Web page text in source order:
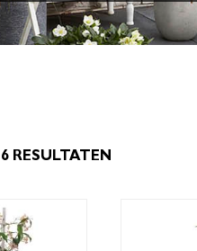
RESULTATEN